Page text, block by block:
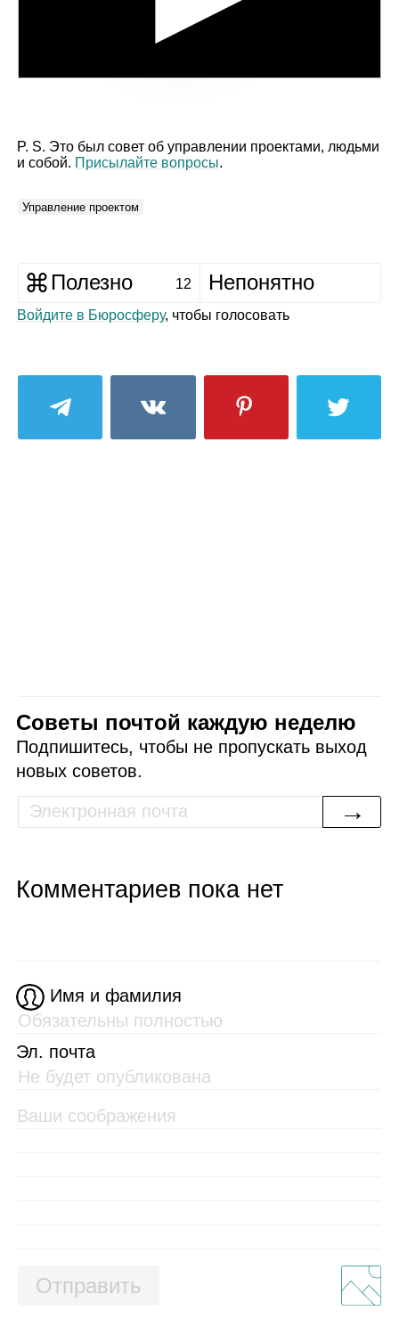
P. S. Это был совет об управлении проектами, людьми
и собой. Присылайте вопросы.
Управление проектом
Полезно 12 Непонятно
Войдите в Бюросферу, чтобы голосовать
Советы почтой каждую неделю
Подпишитесь, чтобы не пропускать выход
новых советов.
→
Комментариев пока нет
Имя и фамилия
Эл. почта
Отправить